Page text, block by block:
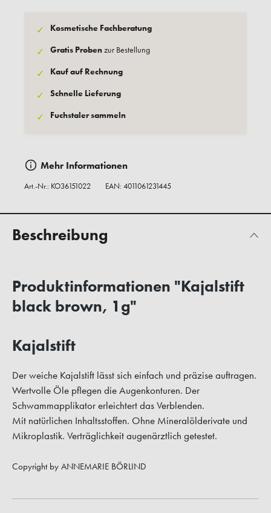
✓ Kosmetische Fachberatung
✓ Gratis Probenzur Bestellung
✓ Kauf auf Rechnung
✓ Schnelle Lieferung
✓ Fuchstaler sammeln
Mehr Informationen
Art.-Nr.: KO36151022 EAN: 4011061231445
Beschreibung
Produktinformationen "Kajalstift
black brown, 1g"
Kajalstift
Der weiche Kajalstift lässt sich einfach und präzise auftragen.
Wertvolle Öle pflegen die Augenkonturen. Der
Schwammapplikator erleichtert das Verblenden.
Mit natürlichen Inhaltsstoffen. Ohne Mineralölderivate und
Mikroplastik. Verträglichkeit augenärztlich getestet.
Copyright by ANNEMARIE BÖRLIND